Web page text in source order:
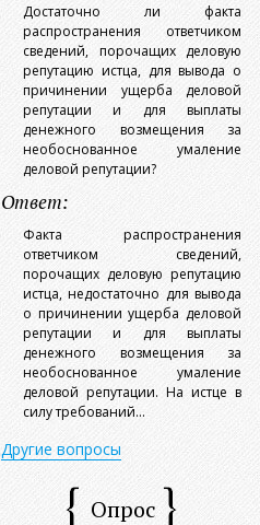
Достаточно ли факта
распространения ответчиком
сведений, порочащих деловую
репутацию истца, для вывода о
причинении ущерба деловой
репутации и для выплаты
денежного возмещения за
необоснованное умаление
деловой репутации?
Ответ:
Факта распространения
ответчиком сведений,
порочащих деловую репутацию
истца, недостаточно для вывода
о причинении ущерба деловой
репутации и для выплаты
денежного возмещения за
необоснованное умаление
деловой репутации. На истце в
силу требований...
Другие вопросы
Опрос